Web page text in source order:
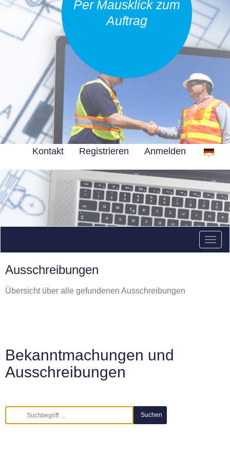
Per Mausklick zum
Auftrag
Kontakt Registrieren Anmelden
Ausschreibungen
Übersicht über alle gefundenen Ausschreibungen
Bekanntmachungen und
Ausschreibungen